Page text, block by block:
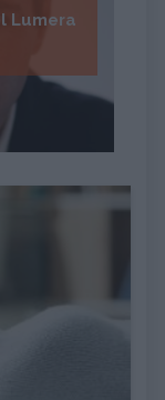
Lumera